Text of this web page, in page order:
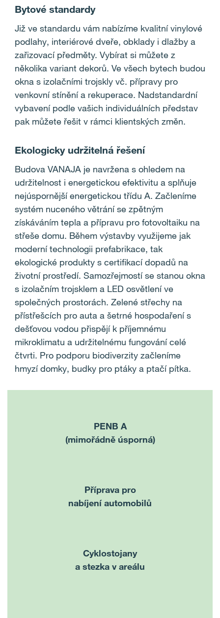
Bytové standardy
Již ve standardu vám nabízíme kvalitní vinylové
podlahy, interiérové dveře, obklady i dlažby a
zařizovací předměty. Vybírat si můžete z
několika variant dekorů. Ve všech bytech budou
okna s izolačními trojskly vč. přípravy pro
venkovní stínění a rekuperace. Nadstandardní
vybavení podle vašich individuálních představ
pak můžete řešit v rámci klientských změn.
Ekologicky udržitelná řešení
Budova VANAJA je navržena s ohledem na
udržitelnost i energetickou efektivitu a splňuje
nejúspornější energetickou třídu A. Začleníme
systém nuceného větrání se zpětným
získáváním tepla a přípravu pro fotovoltaiku na
střeše domu. Během výstavby využijeme jak
moderní technologii prefabrikace, tak
ekologické produkty s certifikací dopadů na
životní prostředí. Samozřejmostí se stanou okna
s izolačním trojsklem a LED osvětlení ve
společných prostorách. Zelené střechy na
přístřešcích pro auta a šetrné hospodaření s
dešťovou vodou přispějí k příjemnému
mikroklimatu a udržitelnému fungování celé
čtvrti. Pro podporu biodiverzity začleníme
hmyzí domky, budky pro ptáky a ptačí pítka.
PENB A
(mimořádně úsporná)
Příprava pro
nabíjení automobilů
Cyklostojany
a stezka v areálu